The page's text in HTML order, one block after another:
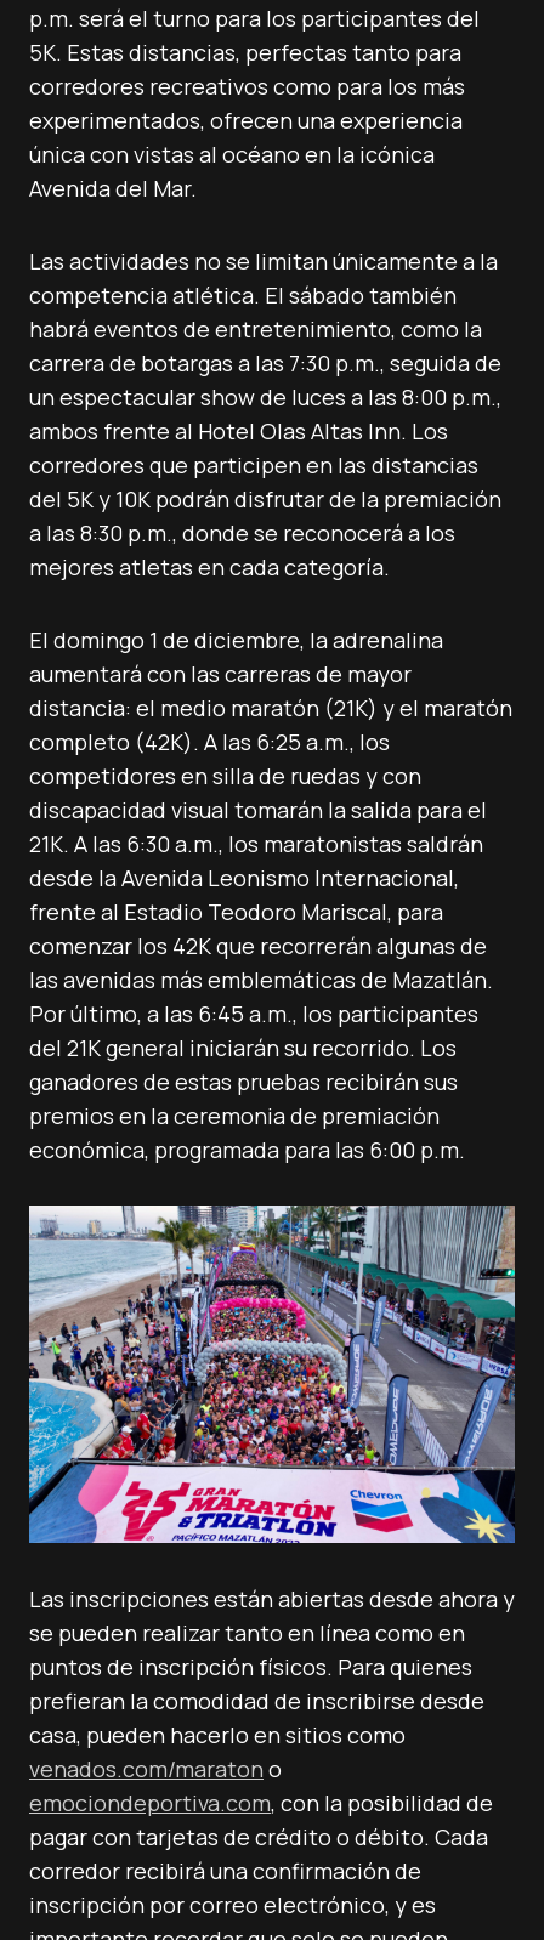
p.m. será el turno para los participantes del
5K. Estas distancias, perfectas tanto para
corredores recreativos como para los más
experimentados, ofrecen una experiencia
única con vistas al océano en la icónica
Avenida del Mar.
Las actividades no se limitan únicamente a la
competencia atlética. El sábado también
habrá eventos de entretenimiento, como la
carrera de botargas a las 7:30 p.m., seguida de
un espectacular show de luces a las 8:00 p.m.,
ambos frente al Hotel Olas Altas Inn. Los
corredores que participen en las distancias
del 5K y 10K podrán disfrutar de la premiación
a las 8:30 p.m., donde se reconocerá a los
mejores atletas en cada categoría.
El domingo 1 de diciembre, la adrenalina
aumentará con las carreras de mayor
distancia: el medio maratón (21K) y el maratón
completo (42K). A las 6:25 a.m., los
competidores en silla de ruedas y con
discapacidad visual tomarán la salida para el
21K. A las 6:30 a.m., los maratonistas saldrán
desde la Avenida Leonismo Internacional,
frente al Estadio Teodoro Mariscal, para
comenzar los 42K que recorrerán algunas de
las avenidas más emblemáticas de Mazatlán.
Por último, a las 6:45 a.m., los participantes
del 21K general iniciarán su recorrido. Los
ganadores de estas pruebas recibirán sus
premios en la ceremonia de premiación
económica, programada para las 6:00 p.m.
Las inscripciones están abiertas desde ahora y
se pueden realizar tanto en línea como en
puntos de inscripción físicos. Para quienes
prefieran la comodidad de inscribirse desde
casa, pueden hacerlo en sitios como
venados.com/maraton o
emociondeportiva.com, con la posibilidad de
pagar con tarjetas de crédito o débito. Cada
corredor recibirá una confirmación de
inscripción por correo electrónico, y es